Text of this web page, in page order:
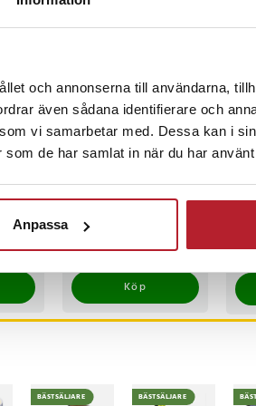
och annonserna till användarna,
även sådana identifierare och
vi samarbetar med. Dessa kan i
de har samlat in när du har
Anpassa
inom 1-2 vardagar
bröstväska – håll
Pris169 kr
I lager, levereras inom 1-2 vardagar
Köp
BÄSTSÄLJARE BÄSTSÄLJARE